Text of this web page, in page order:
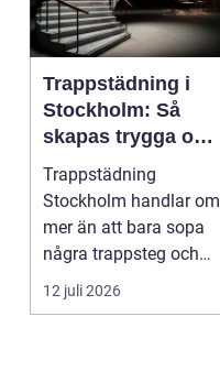
Trappstädning i
Stockholm: Så
skapas trygga och
trivsamma
trapphus
Trappstädning
Stockholm handlar om
mer än att bara sopa
några trappsteg och
torka en...
12 juli 2026